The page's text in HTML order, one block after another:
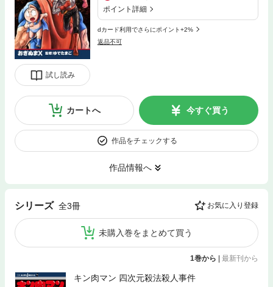
試し読み
ポイント詳細
dカード利用でさらにポイント+2%
返品不可
カートへ 今すぐ買う
作品をチェックする
作品情報へ
シリーズ 全3冊 お気に入り登録
未購入巻をまとめて買う
1巻から 最新刊から
キン肉マン 四次元殺法殺人事件